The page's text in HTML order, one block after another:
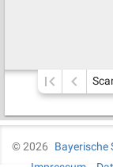
©2026
Bayerische